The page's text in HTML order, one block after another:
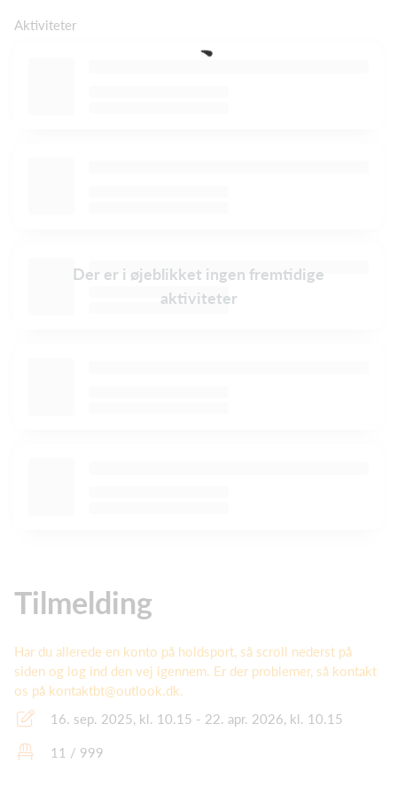
Aktiviteter
Der er i øjeblikket ingen fremtidige
aktiviteter
Tilmelding
Har du allerede en konto på holdsport, så scroll nederst på
siden og log ind den vej igennem. Er der problemer, så kontakt
os på kontaktbt@outlook.dk.
16. sep. 2025, kl. 10.15 - 22. apr. 2026, kl. 10.15
11 / 999